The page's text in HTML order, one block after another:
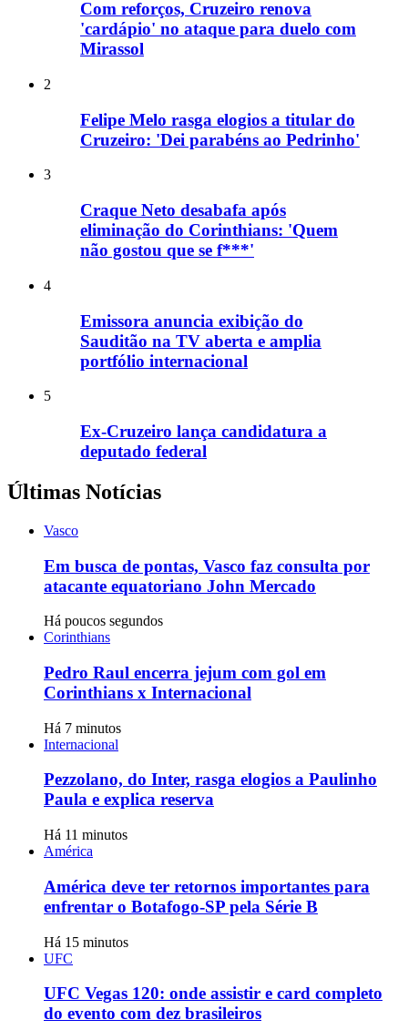
Com reforços, Cruzeiro renova
'cardápio' no ataque para duelo com
Mirassol
2
Felipe Melo rasga elogios a titular do
Cruzeiro: 'Dei parabéns ao Pedrinho'
3
Craque Neto desabafa após
eliminação do Corinthians: 'Quem
não gostou que se f***'
4
Emissora anuncia exibição do
Sauditão na TV aberta e amplia
portfólio internacional
5
Ex-Cruzeiro lança candidatura a
deputado federal
Últimas Notícias
Vasco
Em busca de pontas, Vasco faz consulta por
atacante equatoriano John Mercado
Há poucos segundos
Corinthians
Pedro Raul encerra jejum com gol em
Corinthians x Internacional
Há 7 minutos
Internacional
Pezzolano, do Inter, rasga elogios a Paulinho
Paula e explica reserva
Há 11 minutos
América
América deve ter retornos importantes para
enfrentar o Botafogo-SP pela Série B
Há 15 minutos
UFC
UFC Vegas 120: onde assistir e card completo
do evento com dez brasileiros